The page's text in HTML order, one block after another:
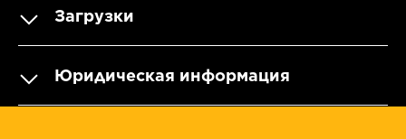
Загрузки
Юридическая информация